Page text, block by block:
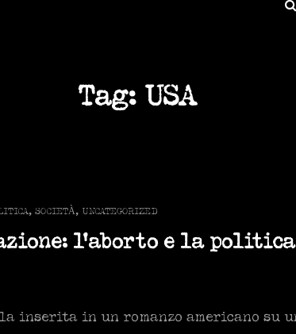
Tag: USA
, SOCIETÀ, UNCATEGORIZED
l’aborto e la
inserita in un romanzo americano